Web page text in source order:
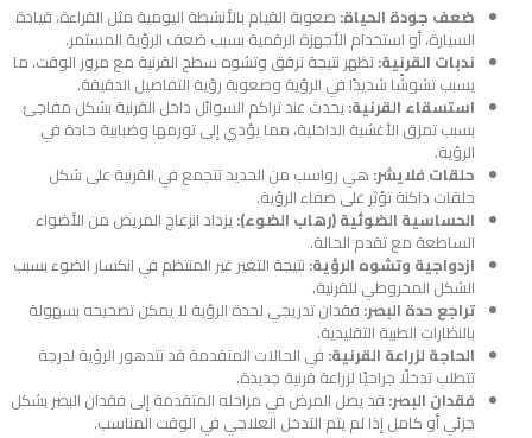
ضعف جودة الحياة: صعوبة القيام بالأنشطة اليومية مثل القراءة، قيادة
السيارة، أو استخدام الأجهزة الرقمية بسبب ضعف الرؤية المستمر.
ندبات القرنية:تظهر نتيجة ترقق وتشوه سطح القرنية مع مرور الوقت، ما
يسبب تشوشًا شديدًا في الرؤية وصعوبة رؤية التفاصيل الدقيقة.
استسقاء القرنية: يحدث عند تراكم السوائل داخل القرنية بشكل مفاجئ
بسبب تمزق الأغشية الداخلية، مما يؤدي إلى تورمها وضبابية حادة في
الرؤية.
حلقات فلايشر: هي رواسب من الحديد تتجمع في القرنية على شكل
حلقات داكنة تؤثر على صفاء الرؤية.
الحساسية الضوئية (رهاب الضوء): يزداد انزعاج المريض من الأضواء
الساطعة مع تقدم الحالة.
ازدواجية وتشوه الرؤية: نتيجة التغير غير المنتظم في انكسار الضوء بسبب
الشكل المخروطي للقرنية.
تراجع حدة البصر: فقدان تدريجي لحدة الرؤية لا يمكن تصحيحه بسهولة
بالنظارات الطبية التقليدية.
الحاجة لزراعة القرنية: في الحالات المتقدمة قد تتدهور الرؤية لدرجة
تتطلب تدخلًا جراحيًا لزراعة قرنية جديدة.
فقدان البصر: قد يصل المرض في مراحله المتقدمة إلى فقدان البصر بشكل
جزئي أو كامل إذا لم يتم التدخل العلاجي في الوقت المناسب.